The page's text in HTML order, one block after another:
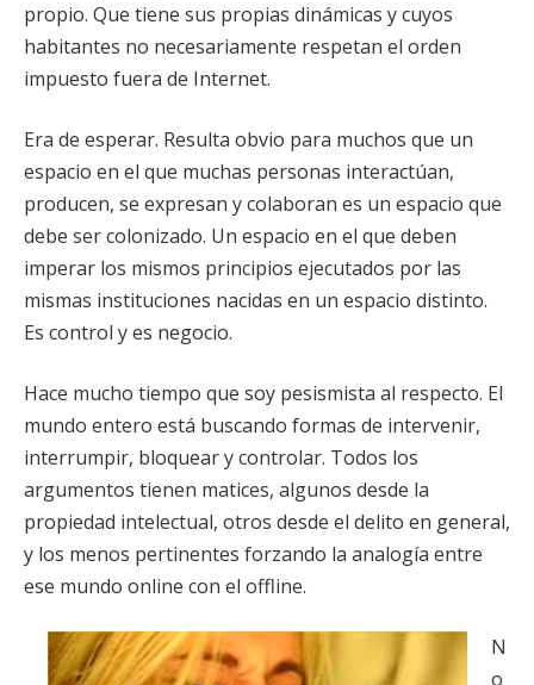
propio. Que tiene sus propias dinámicas y cuyos
habitantes no necesariamente respetan el orden
impuesto fuera de Internet.
Era de esperar. Resulta obvio para muchos que un
espacio en el que muchas personas interactúan,
producen, se expresan y colaboran es un espacio que
debe ser colonizado. Un espacio en el que deben
imperar los mismos principios ejecutados por las
mismas instituciones nacidas en un espacio distinto.
Es control y es negocio.
Hace mucho tiempo que soy pesismista al respecto. El
mundo entero está buscando formas de intervenir,
interrumpir, bloquear y controlar. Todos los
argumentos tienen matices, algunos desde la
propiedad intelectual, otros desde el delito en general,
y los menos pertinentes forzando la analogía entre
ese mundo online con el offline.
N
o